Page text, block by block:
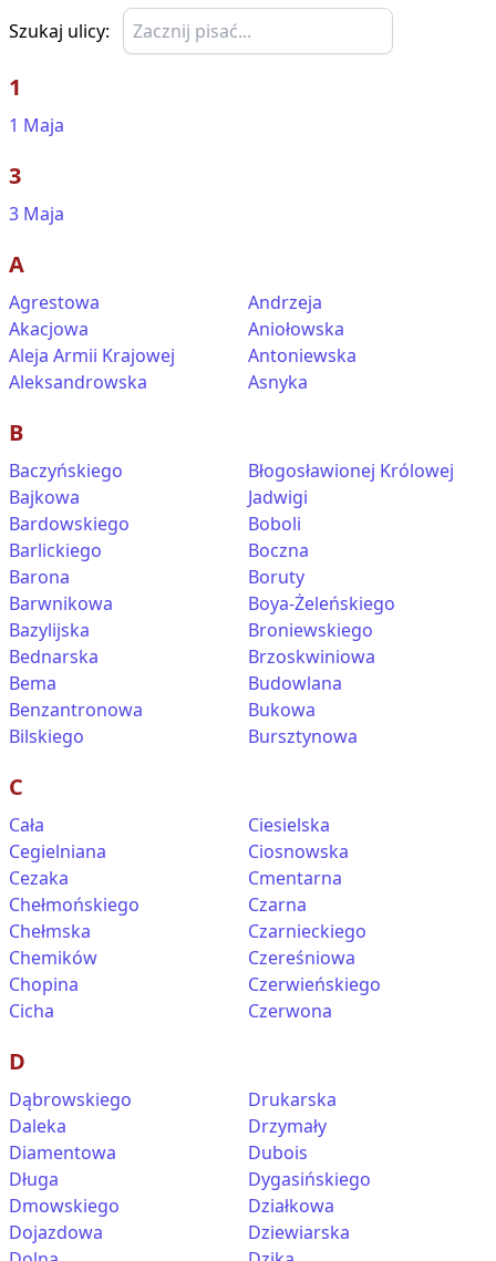
Szukaj ulicy:
1
1 Maja
3
3 Maja
A
Agrestowa
Akacjowa
Aleja Armii Krajowej
Aleksandrowska
Andrzeja
Aniołowska
Antoniewska
Asnyka
B
Baczyńskiego
Bajkowa
Bardowskiego
Barlickiego
Barona
Barwnikowa
Bazylijska
Bednarska
Bema
Benzantronowa
Bilskiego
Błogosławionej Królowej
Jadwigi
Boboli
Boczna
Boruty
Boya-Żeleńskiego
Broniewskiego
Brzoskwiniowa
Budowlana
Bukowa
Bursztynowa
C
Cała
Cegielniana
Cezaka
Chełmońskiego
Chełmska
Chemików
Chopina
Cicha
Ciesielska
Ciosnowska
Cmentarna
Czarna
Czarnieckiego
Czereśniowa
Czerwieńskiego
Czerwona
D
Dąbrowskiego
Daleka
Diamentowa
Długa
Dmowskiego
Dojazdowa
Drukarska
Drzymały
Dubois
Dygasińskiego
Działkowa
Dziewiarska